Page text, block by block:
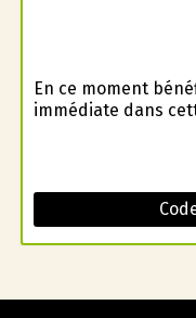
En ce moment
immédiate dans